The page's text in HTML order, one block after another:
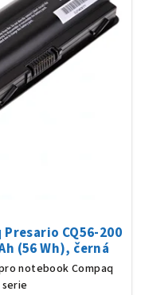
CQ56-200
(56 Wh), černá
notebook Compaq